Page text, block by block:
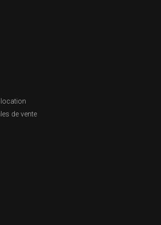
de vente